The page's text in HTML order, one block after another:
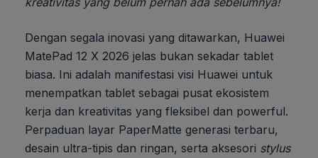
Dengan segala inovasi yang ditawarkan, Huawei
MatePad 12 X 2026 jelas bukan sekadar tablet
biasa. Ini adalah manifestasi visi Huawei untuk
menempatkan tablet sebagai pusat ekosistem
kerja dan kreativitas yang fleksibel dan powerful.
Perpaduan layar PaperMatte generasi terbaru,
desain ultra-tipis dan ringan, serta aksesori stylus